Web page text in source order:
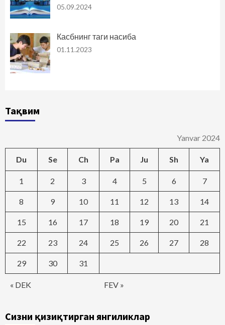
05.09.2024
Касбнинг таги насиба
01.11.2023
Тақвим
Yanvar 2024
Du Se Ch Pa Ju Sh Ya
« DEK FEV »
1 2 3 4 5 6 7
8 9 10 11 12 13 14
15 16 17 18 19 20 21
22 23 24 25 26 27 28
29 30 31
Сизни қизиқтирган янгиликлар